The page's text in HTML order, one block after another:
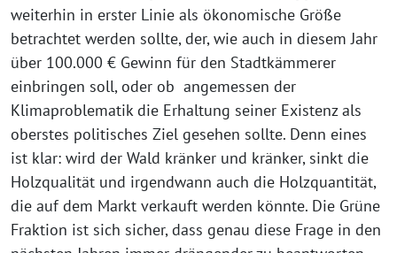
weiterhin in erster Linie als ökonomische Größe
betrachtet werden sollte, der, wie auch in diesem Jahr
über 100.000 € Gewinn für den Stadtkämmerer
einbringen soll, oder ob angemessen der
Klimaproblematik die Erhaltung seiner Existenz als
oberstes politisches Ziel gesehen sollte. Denn eines
ist klar: wird der Wald kränker und kränker, sinkt die
Holzqualität und irgendwann auch die Holzquantität,
die auf dem Markt verkauft werden könnte. Die Grüne
Fraktion ist sich sicher, dass genau diese Frage in den